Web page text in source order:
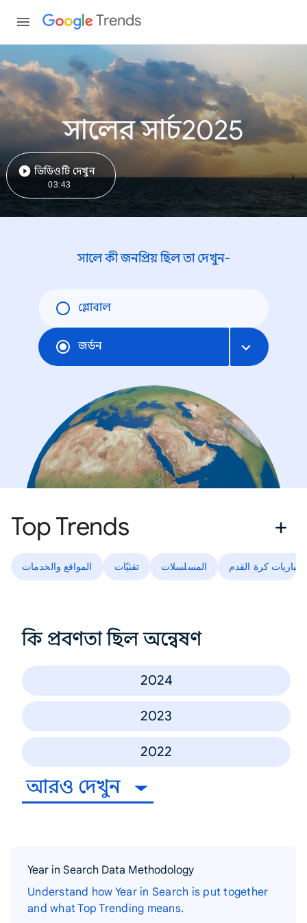
Trends
সালের সার্চ2025
ভিডিওটি দেখুন
03:43
সালে কী জনপ্রিয় ছিল তা দেখুন-
গ্লোবাল
জর্ডন
Top Trends
المواقع والخدمات تقنيّات المسلسلات مباريات كرة القدم
কি প্রবণতা ছিল অন্বেষণ
2024
2023
2022
আরও দেখুন
Year in Search Data Methodology
Understand how Year in Search is put together
and what Top Trending means.